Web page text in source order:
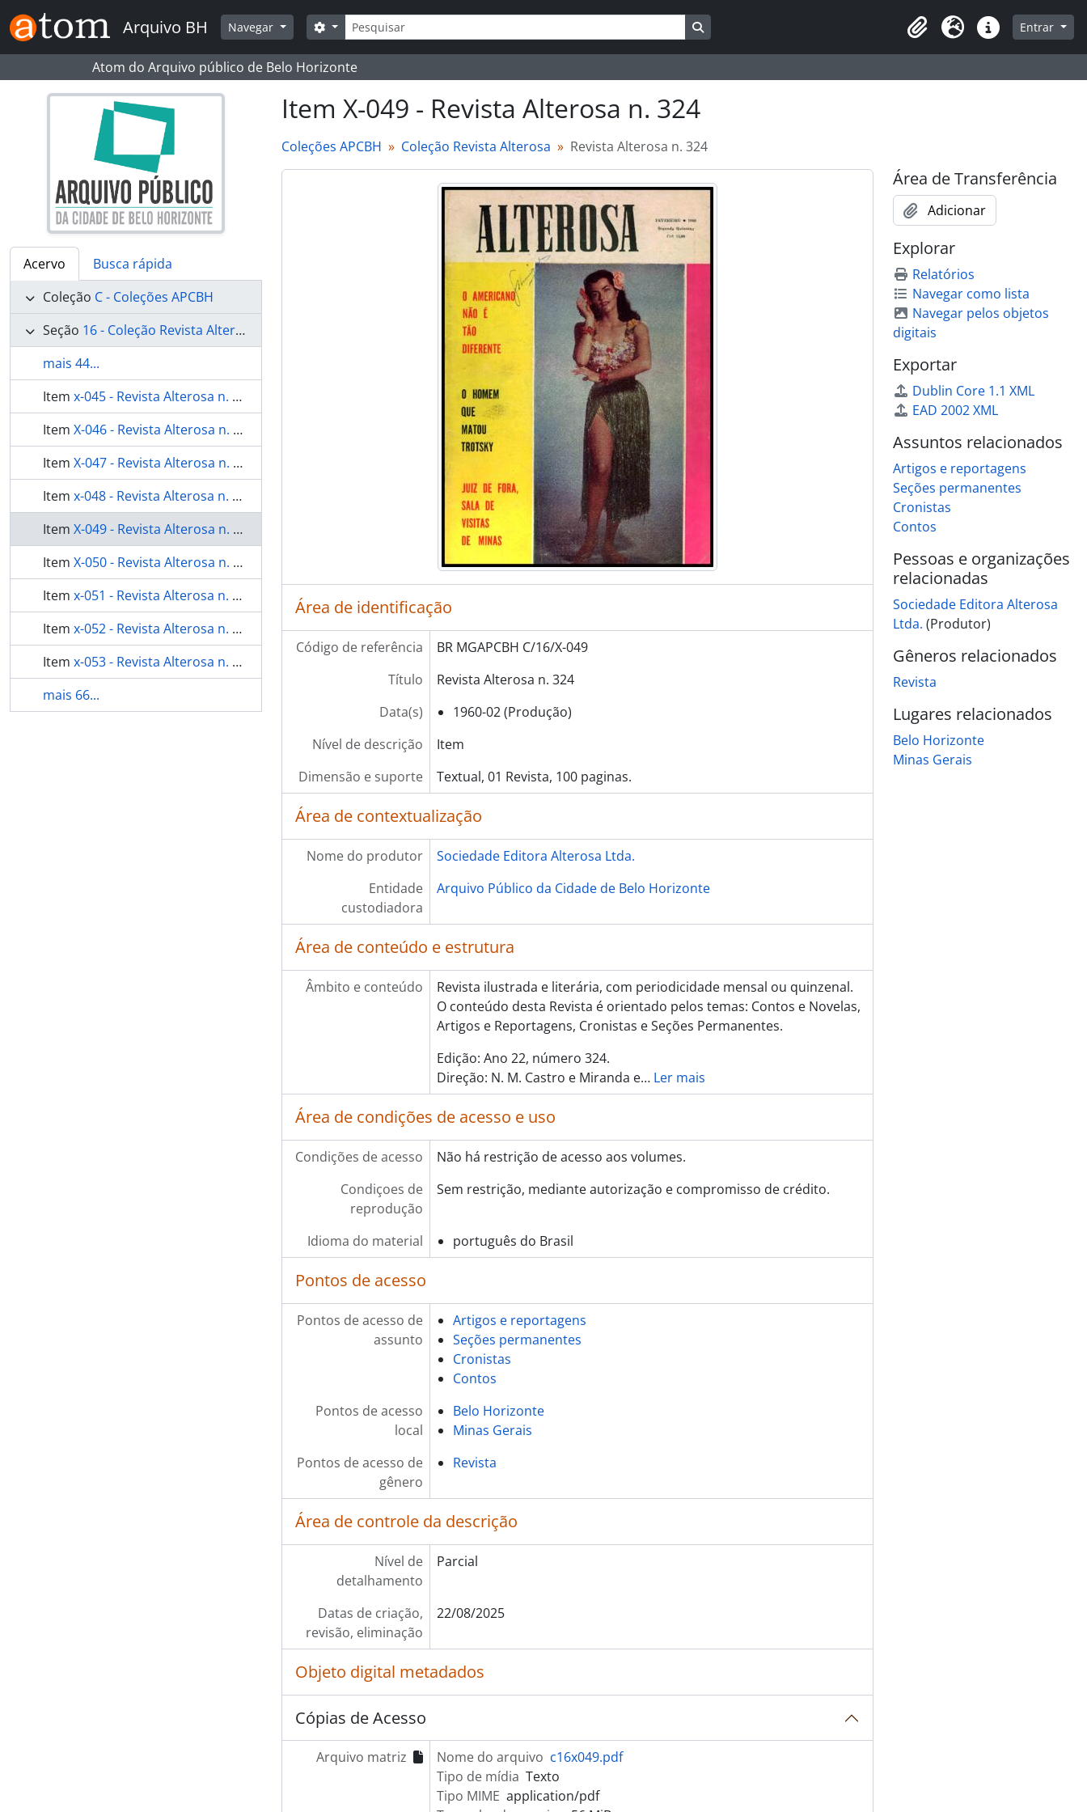
Skip to main content
Arquivo BH Navegar Buscar
Opções de busca
Área de Transferência
Idioma Atalhos Entrar
Atom do Arquivo público de Belo Horizonte
Acervo
Busca rápida
Coleção C - Coleções APCBH
Seção 16 - Coleção Revista Alterosa
mais 44...
Item x-045 - Revista Alterosa n. 319
Item X-046 - Revista Alterosa n. 320
Item X-047 - Revista Alterosa n. 321
Item x-048 - Revista Alterosa n. 322
Item X-049 - Revista Alterosa n. 324
Item X-050 - Revista Alterosa n. 325
Item x-051 - Revista Alterosa n. 329
Item x-052 - Revista Alterosa n. 330
Item x-053 - Revista Alterosa n. 366
mais 66...
Item X-049 - Revista Alterosa n. 324
Coleções APCBH Coleção Revista Alterosa Revista Alterosa n. 324
Área de identificação
Código de referência
BR MGAPCBH C/16/X-049
Título
Revista Alterosa n. 324
Data(s)
1960-02 (Produção)
Nível de descrição
Item
Dimensão e suporte
Textual, 01 Revista, 100 paginas.
Área de contextualização
Nome do produtor
Sociedade Editora Alterosa Ltda.
Entidade
custodiadora
Arquivo Público da Cidade de Belo Horizonte
Área de conteúdo e estrutura
Âmbito e conteúdo
Revista ilustrada e literária, com periodicidade mensal ou quinzenal.
O conteúdo desta Revista é orientado pelos temas: Contos e Novelas,
Artigos e Reportagens, Cronistas e Seções Permanentes.
Edição: Ano 22, número 324.
Direção: N. M. Castro e Miranda e… Ler mais
Área de condições de acesso e uso
Condições de acesso
Não há restrição de acesso aos volumes.
Condiçoes de
reprodução
Sem restrição, mediante autorização e compromisso de crédito.
Idioma do material português do Brasil
Pontos de acesso
Pontos de acesso de
assunto
Artigos e reportagens
Seções permanentes
Cronistas
Contos
Pontos de acesso
local
Belo Horizonte
Minas Gerais
Pontos de acesso de
gênero
Revista
Área de controle da descrição
Nível de
detalhamento
Parcial
Datas de criação,
revisão, eliminação
22/08/2025
Objeto digital metadados
Cópias de Acesso
Arquivo matriz Nome do arquivo c16x049.pdf
Tipo de mídia Texto
Tipo MIME application/pdf
Área de Transferência
Adicionar
Explorar
Relatórios
Navegar como lista
Navegar pelos objetos
digitais
Exportar
Dublin Core 1.1 XML
EAD 2002 XML
Assuntos relacionados
Artigos e reportagens
Seções permanentes
Cronistas
Contos
Pessoas e organizações
relacionadas
Sociedade Editora Alterosa
Ltda. (Produtor)
Gêneros relacionados
Revista
Lugares relacionados
Belo Horizonte
Minas Gerais